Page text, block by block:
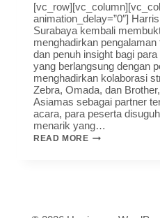
animation_delay=”0″]
Surabaya kembali
menghadirkan
dan penuh insight bagi
yang berlangsung dengan
menghadirkan kolaborasi
Zebra, Omada, dan
Asiamas sebagai partner
acara, para peserta
menarik yang…
READ MORE